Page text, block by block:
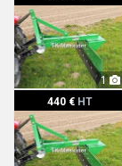
1
440 € HT
Geo Skrabeblad 150cm